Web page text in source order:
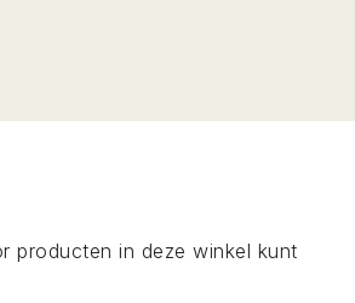
producten in deze winkel kunt